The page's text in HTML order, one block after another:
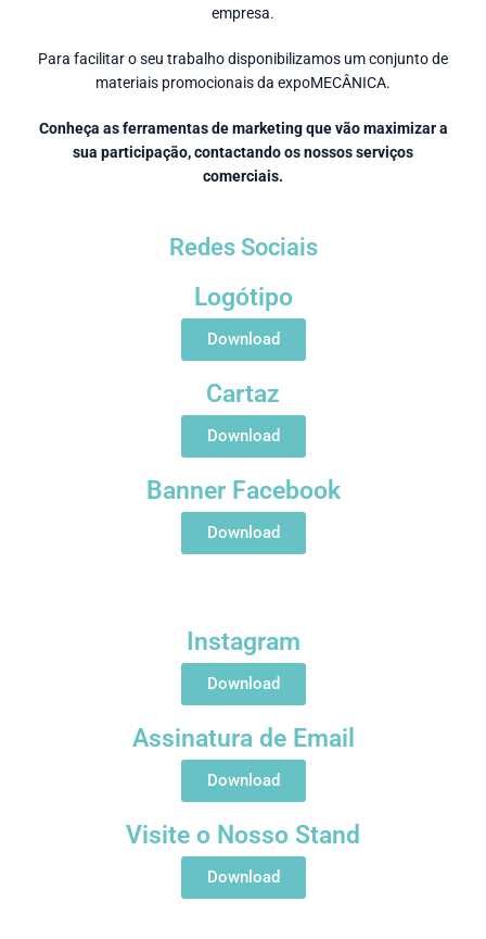
empresa.
Para facilitar o seu trabalho disponibilizamos um conjunto de
materiais promocionais da expoMECÂNICA.
Conheça as ferramentas de marketing que vão maximizar a
sua participação, contactando os nossos serviços
comerciais.
Redes Sociais
Logótipo
Download
Cartaz
Download
Banner Facebook
Download
Instagram
Download
Assinatura de Email
Download
Visite o Nosso Stand
Download